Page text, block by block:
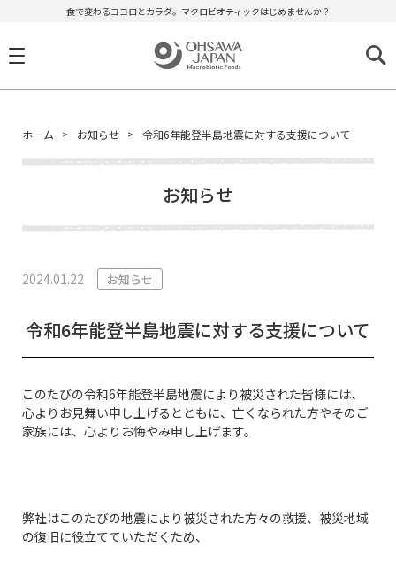
食で変わるココロとカラダ。マクロビオティックはじめませんか？
ホーム お知らせ 令和6年能登半島地震に対する支援について
お知らせ
2024.01.22 お知らせ
令和6年能登半島地震に対する支援について
このたびの令和6年能登半島地震により被災された皆様には、
心よりお見舞い申し上げるとともに、亡くなられた方やそのご
家族には、心よりお悔やみ申し上げます。
弊社はこのたびの地震により被災された方々の救援、被災地域
の復旧に役立てていただくため、